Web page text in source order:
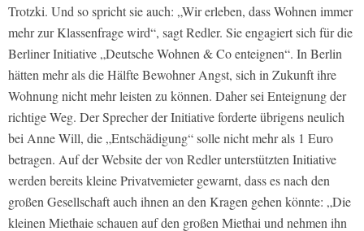
Trotzki. Und so spricht sie auch: „Wir erleben, dass Wohnen immer
mehr zur Klassenfrage wird“, sagt Redler. Sie engagiert sich für die
Berliner Initiative „Deutsche Wohnen & Co enteignen“. In Berlin
hätten mehr als die Hälfte Bewohner Angst, sich in Zukunft ihre
Wohnung nicht mehr leisten zu können. Daher sei Enteignung der
richtige Weg. Der Sprecher der Initiative forderte übrigens neulich
bei Anne Will, die „Entschädigung“ solle nicht mehr als 1 Euro
betragen. Auf der Website der von Redler unterstützten Initiative
werden bereits kleine Privatvemieter gewarnt, dass es nach den
großen Gesellschaft auch ihnen an den Kragen gehen könnte: „Die
kleinen Miethaie schauen auf den großen Miethai und nehmen ihn